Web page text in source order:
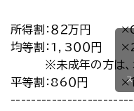
所得割：８２万円
均等割：1，3００円
※未成年の方は、均
平等割：86０円
×ス